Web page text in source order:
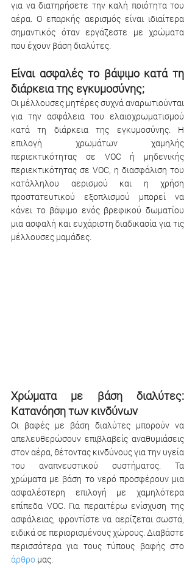
για να διατηρήσετε την καλή ποιότητα του
αέρα. Ο επαρκής αερισμός είναι ιδιαίτερα
σημαντικός όταν εργάζεστε με χρώματα
που έχουν βάση διαλύτες.
Είναι ασφαλές το βάψιμο κατά τη
διάρκεια της εγκυμοσύνης;
Οι μέλλουσες μητέρες συχνά αναρωτιούνται
για την ασφάλεια του ελαιοχρωματισμού
κατά τη διάρκεια της εγκυμοσύνης. Η
επιλογή χρωμάτων χαμηλής
περιεκτικότητας σε VOC ή μηδενικής
περιεκτικότητας σε VOC, η διασφάλιση του
κατάλληλου αερισμού και η χρήση
προστατευτικού εξοπλισμού μπορεί να
κάνει το βάψιμο ενός βρεφικού δωματίου
μια ασφαλή και ευχάριστη διαδικασία για τις
μέλλουσες μαμάδες.
Χρώματα με βάση διαλύτες:
Κατανόηση των κινδύνων
Οι βαφές με βάση διαλύτες μπορούν να
απελευθερώσουν επιβλαβείς αναθυμιάσεις
στον αέρα, θέτοντας κινδύνους για την υγεία
του αναπνευστικού συστήματος. Τα
χρώματα με βάση το νερό προσφέρουν μια
ασφαλέστερη επιλογή με χαμηλότερα
επίπεδα VOC. Για περαιτέρω ενίσχυση της
ασφάλειας, φροντίστε να αερίζεται σωστά,
ειδικά σε περιορισμένους χώρους. Διαβάστε
άρθρο μας.